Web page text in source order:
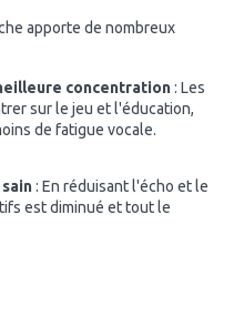
apporte de nombreux
concentration: Les
sur le jeu et l'éducation,
de fatigue vocale.
: En réduisant l'écho et le
est diminué et tout le